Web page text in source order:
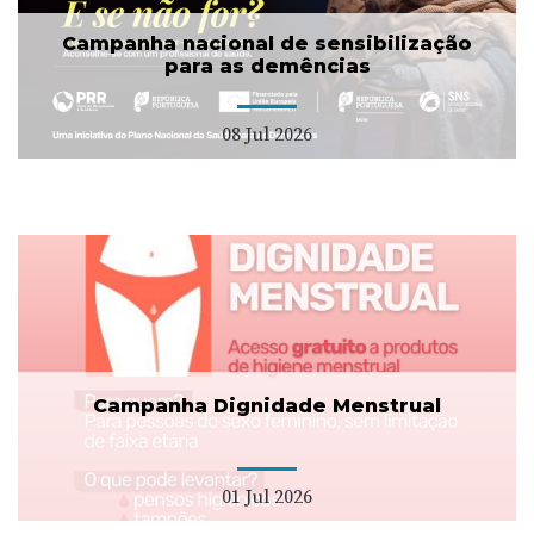
Campanha nacional de sensibilização
para as demências
08 Jul 2026
Campanha Dignidade Menstrual
01 Jul 2026